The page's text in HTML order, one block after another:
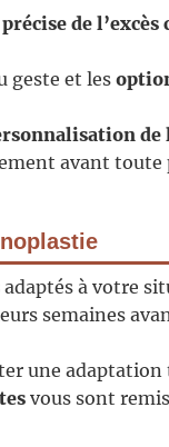
de l’excès
geste et les
de
avant toute
adaptés à votre
semaines
une
vous sont